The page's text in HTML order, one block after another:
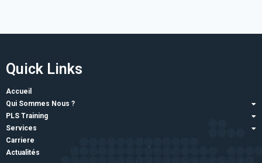
Quick Links
Accueil
Qui Sommes Nous ?
PLS Training
Services
Carriere
Actualités